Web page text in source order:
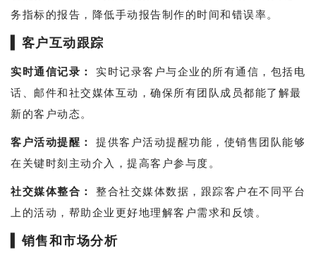
务指标的报告，降低手动报告制作的时间和错误率。
客户互动跟踪
实时通信记录：
实时记录客户与企业的所有通信，包括电
话、邮件和社交媒体互动，确保所有团队成员都能了解最
新的客户动态。
客户活动提醒：
提供客户活动提醒功能，使销售团队能够
在关键时刻主动介入，提高客户参与度。
社交媒体整合： 整合社交媒体数据，跟踪客户在不同平台
上的活动，帮助企业更好地理解客户需求和反馈。
▍销售和市场分析